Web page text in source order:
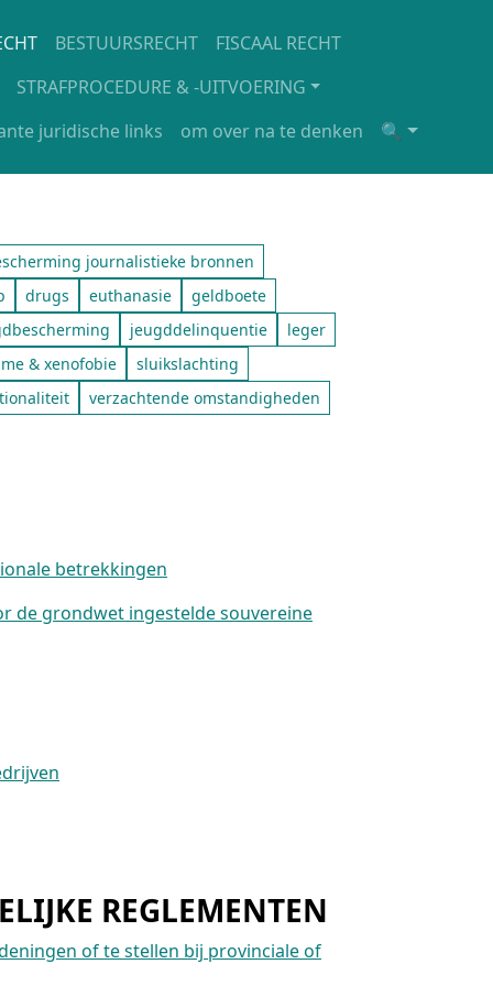
BESTUURSRECHT
FISCAAL RECHT
STRAFPROCEDURE & -UITVOERING
juridische links om over na te denken 🔍
journalistieke bronnen
drugs euthanasie
geldboete
jeugddelinquentie
leger
& xenofobie
sluikslachting
verzachtende omstandigheden
betrekkingen
de grondwet ingestelde souvereine
REGLEMENTEN
of te stellen bij provinciale of